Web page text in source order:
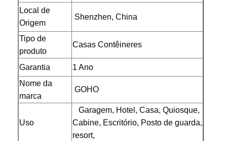
Produtos
Quem
Somos
Fábrica
Local de
Origem
Shenzhen, China
Tipo de
produto
Casas Contêineres
Garantia
1 Ano
Nome da
marca
GOHO
Uso
Garagem, Hotel, Casa, Quiosque,
Cabine, Escritório, Posto de guarda,
resort,